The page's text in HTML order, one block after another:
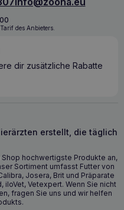
des Anbieters.
dir zusätzliche Rabatte
erstellt, die täglich
hochwertigste Produkte an,
Sortiment umfasst Futter von
Josera, Brit und Präparate
iloVet, Vetexpert. Wenn Sie nicht
fragen Sie uns und wir helfen